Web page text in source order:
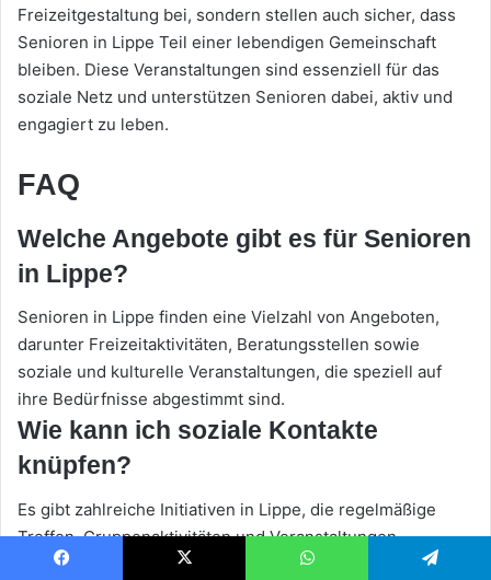
Freizeitgestaltung bei, sondern stellen auch sicher, dass
Senioren in Lippe Teil einer lebendigen Gemeinschaft
bleiben. Diese Veranstaltungen sind essenziell für das
soziale Netz und unterstützen Senioren dabei, aktiv und
engagiert zu leben.
FAQ
Welche Angebote gibt es für Senioren
in Lippe?
Senioren in Lippe finden eine Vielzahl von Angeboten,
darunter Freizeitaktivitäten, Beratungsstellen sowie
soziale und kulturelle Veranstaltungen, die speziell auf
ihre Bedürfnisse abgestimmt sind.
Wie kann ich soziale Kontakte
knüpfen?
Es gibt zahlreiche Initiativen in Lippe, die regelmäßige
Treffen, Gruppenaktivitäten und Veranstaltungen
organisieren, die es Senioren ermöglichen, neue